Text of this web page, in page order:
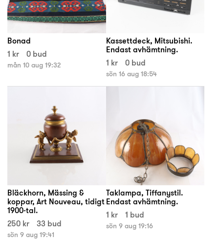
Bonad
1 kr
0 bud
mån 10 aug 19:32
Kassettdeck, Mitsubishi.
Endast avhämtning.
1 kr
0 bud
sön 16 aug 18:54
Bläckhorn, Mässing &
koppar, Art Nouveau, tidigt
1900-tal.
250 kr
33 bud
sön 9 aug 19:41
Taklampa, Tiffanystil.
Endast avhämtning.
1 kr
1 bud
sön 9 aug 19:16